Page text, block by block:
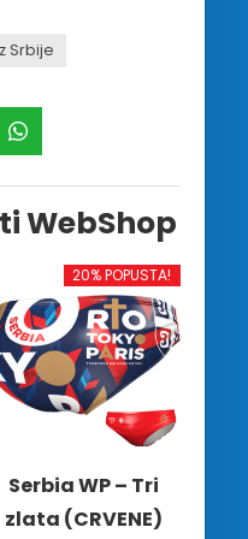
Srbije
WebShop
20% POPUSTA!
Serbia WP – Tri
zlata (CRVENE)